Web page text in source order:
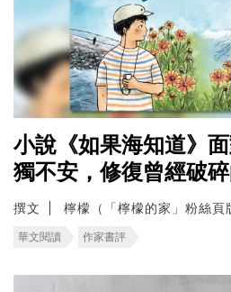
小說《如果海知道》
獨不安，修復曾經破
撰文 檸檬（「檸檬的家」粉絲頁
華文閱讀 作家書評